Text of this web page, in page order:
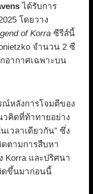
ได้รับการ
โดยวาง
of Korra ซีรีส์นี้
จำนวน 2 ซี
อากาศเฉพาะบน
ณ์หลังการโจมตีของ
คิดที่ท้าทายอย่าง
เวลาเดียวกัน” ซึ่ง
ดตามการสืบหา
Korra และปริศนา
ดขึ้นมาก่อนนี้